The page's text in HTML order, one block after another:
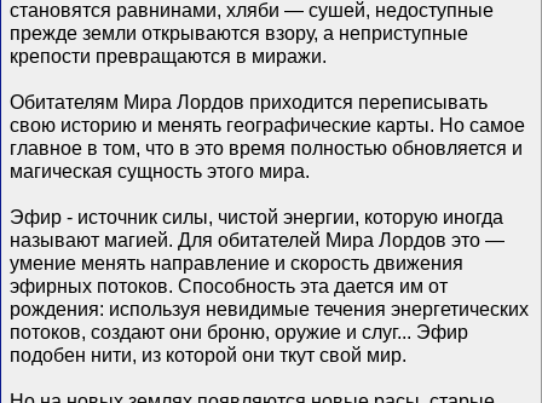
становятся равнинами, хляби — сушей, недоступные
прежде земли открываются взору, а неприступные
крепости превращаются в миражи.
Обитателям Мира Лордов приходится переписывать
свою историю и менять географические карты. Но самое
главное в том, что в это время полностью обновляется и
магическая сущность этого мира.
Эфир - источник силы, чистой энергии, которую иногда
называют магией. Для обитателей Мира Лордов это —
умение менять направление и скорость движения
эфирных потоков. Способность эта дается им от
рождения: используя невидимые течения энергетических
потоков, создают они броню, оружие и слуг... Эфир
подобен нити, из которой они ткут свой мир.